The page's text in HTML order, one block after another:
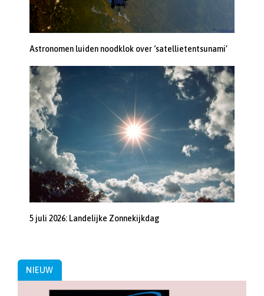
Astronomen luiden noodklok over ‘satellietentsunami’
5 juli 2026: Landelijke Zonnekijkdag
NIEUW